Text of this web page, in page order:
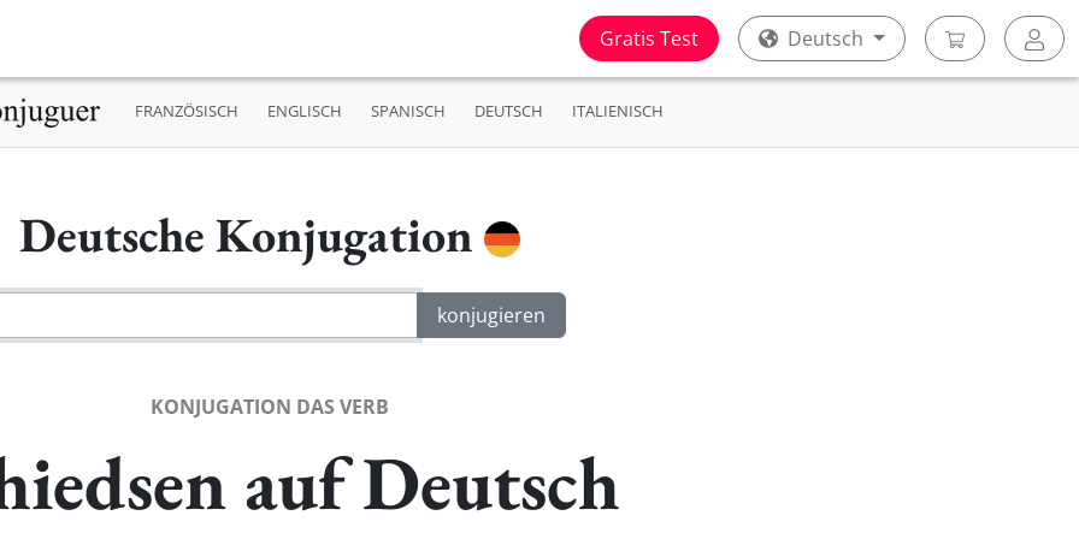
Gratis Test Deutsch
FRANZÖSISCH ENGLISCH SPANISCH DEUTSCH ITALIENISCH
Deutsche Konjugation
KONJUGATION DAS VERB
auf Deutsch